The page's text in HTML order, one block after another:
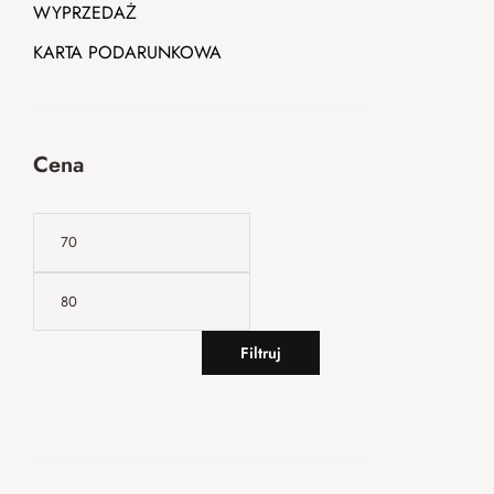
WYPRZEDAŻ
KARTA PODARUNKOWA
Cena
Filtruj